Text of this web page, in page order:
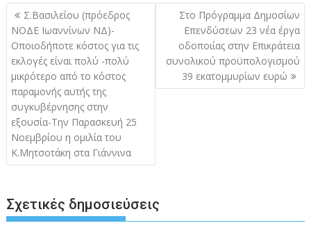
Πλοήγηση
άρθρων
Σ.Βασιλείου (πρόεδρος
ΝΟΔΕ Ιωαννίνων ΝΔ)-
Οποιοδήποτε κόστος για τις
εκλογές είναι πολύ -πολύ
μικρότερο από το κόστος
παραμονής αυτής της
συγκυβέρνησης στην
εξουσία-Την Παρασκευή 25
Νοεμβρίου η ομιλία του
Κ.Μητσοτάκη στα Γιάννινα
Στο Πρόγραμμα Δημοσίων
Επενδύσεων 23 νέα έργα
οδοποιίας στην Επικράτεια
συνολικού προϋπολογισμού
39 εκατομμυρίων ευρώ
Σχετικές δημοσιεύσεις